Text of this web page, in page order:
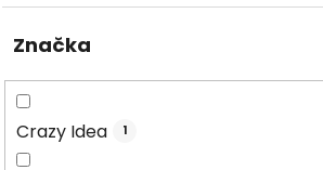
Značka
Crazy Idea 1